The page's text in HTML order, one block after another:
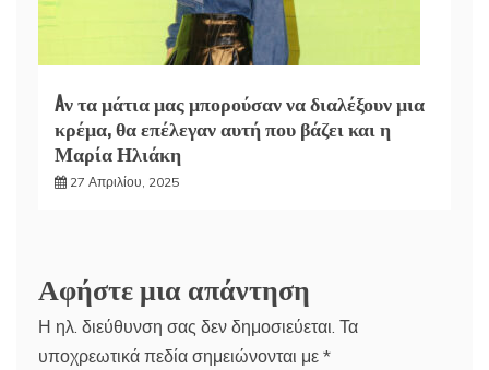
Aν τα μάτια μας μπορούσαν να διαλέξουν μια
κρέμα, θα επέλεγαν αυτή που βάζει και η
Μαρία Ηλιάκη
27 Απριλίου, 2025
Αφήστε μια απάντηση
Η ηλ. διεύθυνση σας δεν δημοσιεύεται. Τα
υποχρεωτικά πεδία σημειώνονται με *